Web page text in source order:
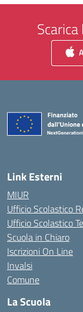
Link Esterni
MIUR
Ufficio Scolastico
Ufficio Scolastico
Scuola in Chiaro
Iscrizioni On Line
Invalsi
Comune
La Scuola